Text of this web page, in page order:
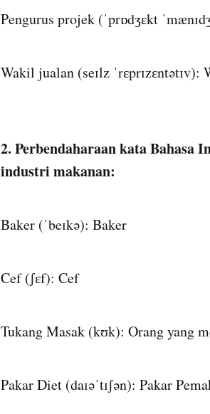
Pengurus projek (ˈprɒdʒɛkt
Wakil jualan (seɪlz ˈrɛprɪzɛntətɪv):
2. Perbendaharaan kata Bahasa
industri makanan:
Baker (ˈbeɪkə): Baker
Cef (ʃɛf): Cef
Tukang Masak (kʊk): Orang yang
Pakar Diet (daɪəˈtɪʃən): Pakar